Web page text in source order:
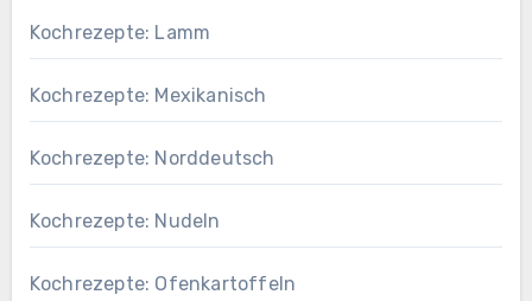
Kochrezepte: Lamm
Kochrezepte: Mexikanisch
Kochrezepte: Norddeutsch
Kochrezepte: Nudeln
Kochrezepte: Ofenkartoffeln